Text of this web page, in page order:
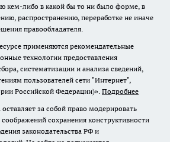
кем-либо в какой бы то ни было форме, в
распространению, переработке не иначе
правообладателя.
применяются рекомендательные
технологии предоставления
систематизации и анализа сведений,
пользователей сети "Интернет",
Российской Федерации)». Подробнее
за собой право модерировать
сохранения конструктивности
законодательства РФ и